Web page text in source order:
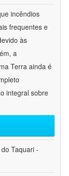
incêndios
frequentes e
às
a
Terra ainda é
integral sobre
Taquari -